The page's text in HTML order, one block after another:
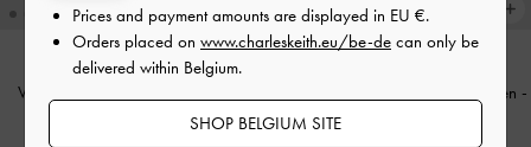
Vada Pumps mit asymmetrischem,
Schwarz
Plateau-Wedges mit breitem Riemen -
Prices and payment amounts are displayed in EU €.
Orders placed on www.charleskeith.eu/be-de can only be
delivered within Belgium.
SHOP BELGIUM SITE